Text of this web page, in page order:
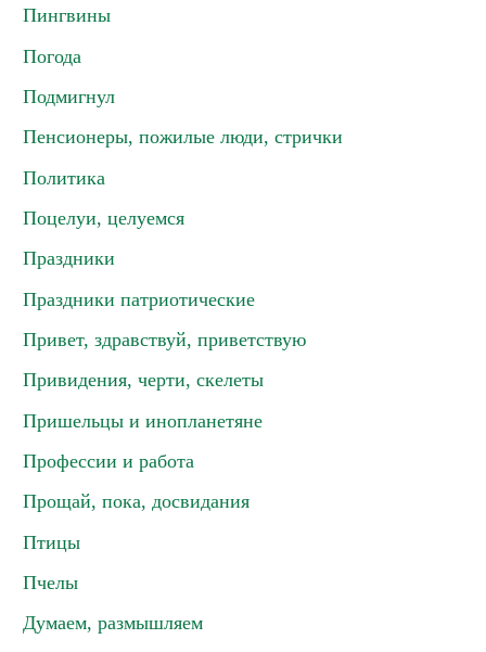
Пингвины
Погода
Подмигнул
Пенсионеры, пожилые люди, стрички
Политика
Поцелуи, целуемся
Праздники
Праздники патриотические
Привет, здравствуй, приветствую
Привидения, черти, скелеты
Пришельцы и инопланетяне
Профессии и работа
Прощай, пока, досвидания
Птицы
Пчелы
Думаем, размышляем